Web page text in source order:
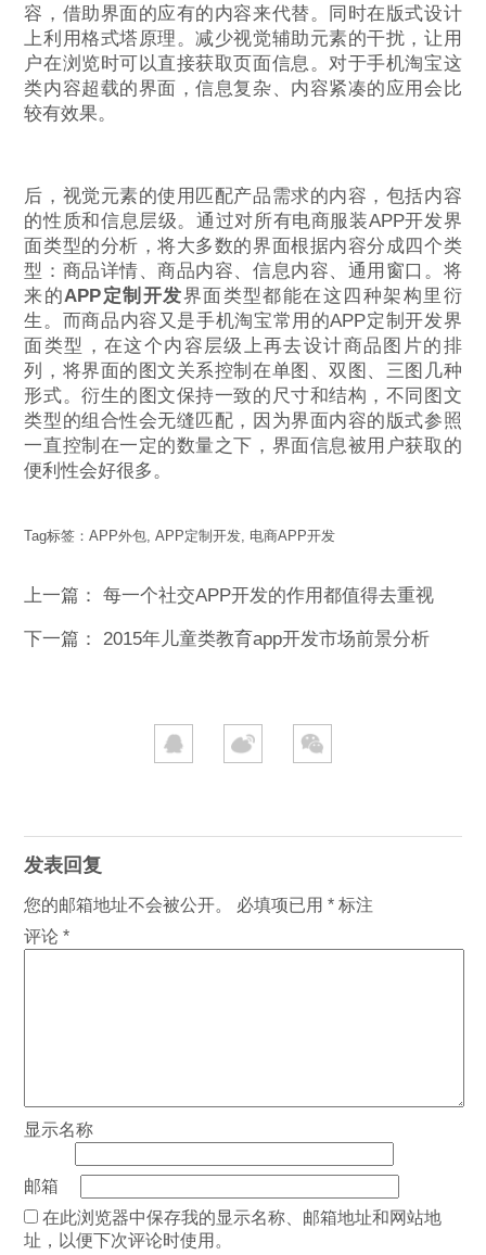
容，借助界面的应有的内容来代替。同时在版式设计
上利用格式塔原理。减少视觉辅助元素的干扰，让用
户在浏览时可以直接获取页面信息。对于手机淘宝这
类内容超载的界面，信息复杂、内容紧凑的应用会比
较有效果。
后，视觉元素的使用匹配产品需求的内容，包括内容
的性质和信息层级。通过对所有电商服装APP开发界
面类型的分析，将大多数的界面根据内容分成四个类
型：商品详情、商品内容、信息内容、通用窗口。将
来的APP定制开发界面类型都能在这四种架构里衍
生。而商品内容又是手机淘宝常用的APP定制开发界
面类型，在这个内容层级上再去设计商品图片的排
列，将界面的图文关系控制在单图、双图、三图几种
形式。衍生的图文保持一致的尺寸和结构，不同图文
类型的组合性会无缝匹配，因为界面内容的版式参照
一直控制在一定的数量之下，界面信息被用户获取的
便利性会好很多。
Tag标签：APP外包,APP定制开发, 电商APP开发
上一篇：每一个社交APP开发的作用都值得去重视
下一篇：2015年儿童类教育app开发市场前景分析
发表回复
您的邮箱地址不会被公开。 必填项已用* 标注
评论*
显示名称
邮箱
在此浏览器中保存我的显示名称、邮箱地址和网站地
址，以便下次评论时使用。